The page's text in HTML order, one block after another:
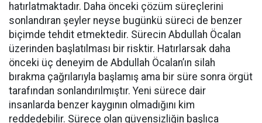
hatırlatmaktadır. Daha önceki çözüm süreçlerini
sonlandıran şeyler neyse bugünkü süreci de benzer
biçimde tehdit etmektedir. Sürecin Abdullah Öcalan
üzerinden başlatılması bir risktir. Hatırlarsak daha
önceki üç deneyim de Abdullah Öcalan’ın silah
bırakma çağrılarıyla başlamış ama bir süre sonra örgüt
tarafından sonlandırılmıştır. Yeni sürece dair
insanlarda benzer kaygının olmadığını kim
reddedebilir. Sürece olan güvensizliğin başlıca